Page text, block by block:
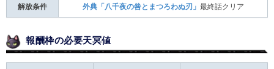
解放条件 外典「八千夜の咎とまつろわぬ刃」 最終話クリア
報酬枠の必要天冥値